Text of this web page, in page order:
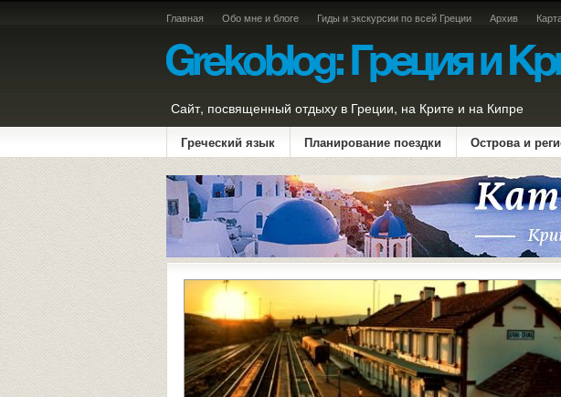
Главная Обо мне и блоге Гиды и экскурсии по всей Греции Архив
Сайт, посвященный отдыху в Греции, на Крите и на Кипре
Греческий язык Планирование поездки Острова и